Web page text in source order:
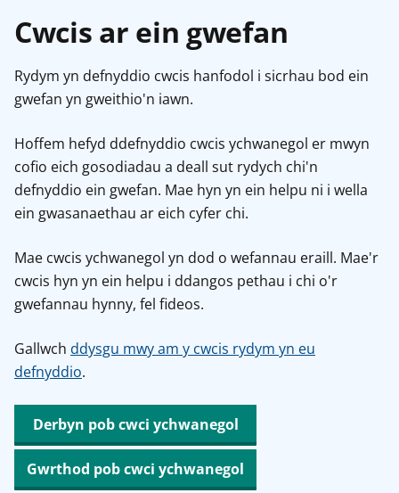
Cwcis ar ein gwefan
Rydym yn defnyddio cwcis hanfodol i sicrhau bod ein
gwefan yn gweithio'n iawn.
Hoffem hefyd ddefnyddio cwcis ychwanegol er mwyn
cofio eich gosodiadau a deall sut rydych chi'n
defnyddio ein gwefan. Mae hyn yn ein helpu ni i wella
ein gwasanaethau ar eich cyfer chi.
Mae cwcis ychwanegol yn dod o wefannau eraill. Mae'r
cwcis hyn yn ein helpu i ddangos pethau i chi o'r
gwefannau hynny, fel fideos.
Gallwch ddysgu mwy am y cwcis rydym yn eu
defnyddio.
Derbyn pob cwci ychwanegol
Gwrthod pob cwci ychwanegol